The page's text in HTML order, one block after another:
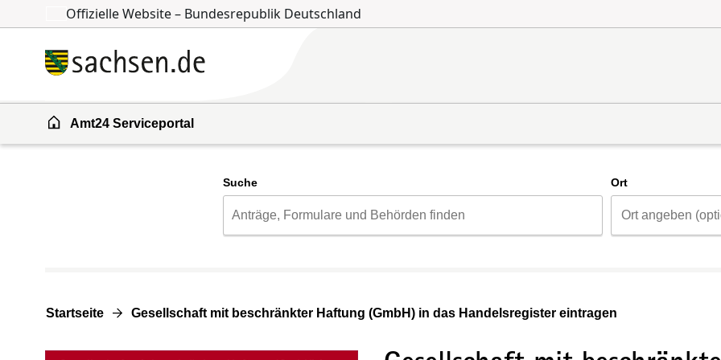
Zum Inhalt springen
Zur Suche springen
Offizielle Website – Bundesrepublik Deutschland
Amt24 Serviceportal
Suche Ort
Startseite Gesellschaft mit beschränkter Haftung (GmbH) in das Handelsregister eintragen